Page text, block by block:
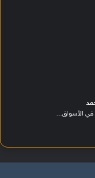
في الأسواق...